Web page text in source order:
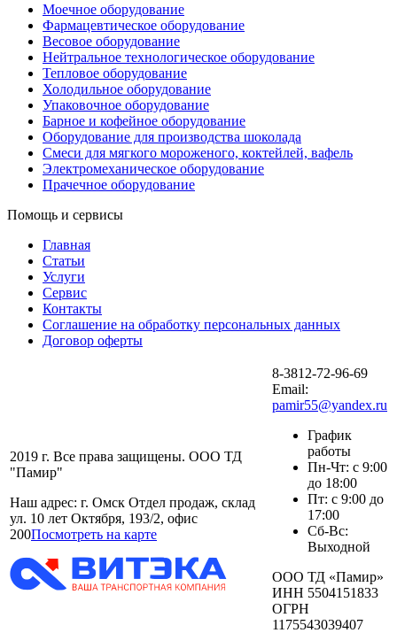
Моечное оборудование
Фармацевтическое оборудование
Весовое оборудование
Нейтральное технологическое оборудование
Тепловое оборудование
Холодильное оборудование
Упаковочное оборудование
Барное и кофейное оборудование
Оборудование для производства шоколада
Смеси для мягкого мороженого, коктейлей, вафель
Электромеханическое оборудование
Прачечное оборудование
Помощь и сервисы
Главная
Статьи
Услуги
Сервис
Контакты
Соглашение на обработку персональных данных
Договор оферты
2019 г. Все права защищены. ООО ТД
"Памир"
Наш адрес: г. Омск Отдел продаж, склад
ул. 10 лет Октября, 193/2, офис
200Посмотреть на карте
8-3812-72-96-69
Email:
pamir55@yandex.ru
График
работы
Пн-Чт: с 9:00
до 18:00
Пт: с 9:00 до
17:00
Сб-Вс:
Выходной
ООО ТД «Памир»
ИНН 5504151833
ОГРН
1175543039407